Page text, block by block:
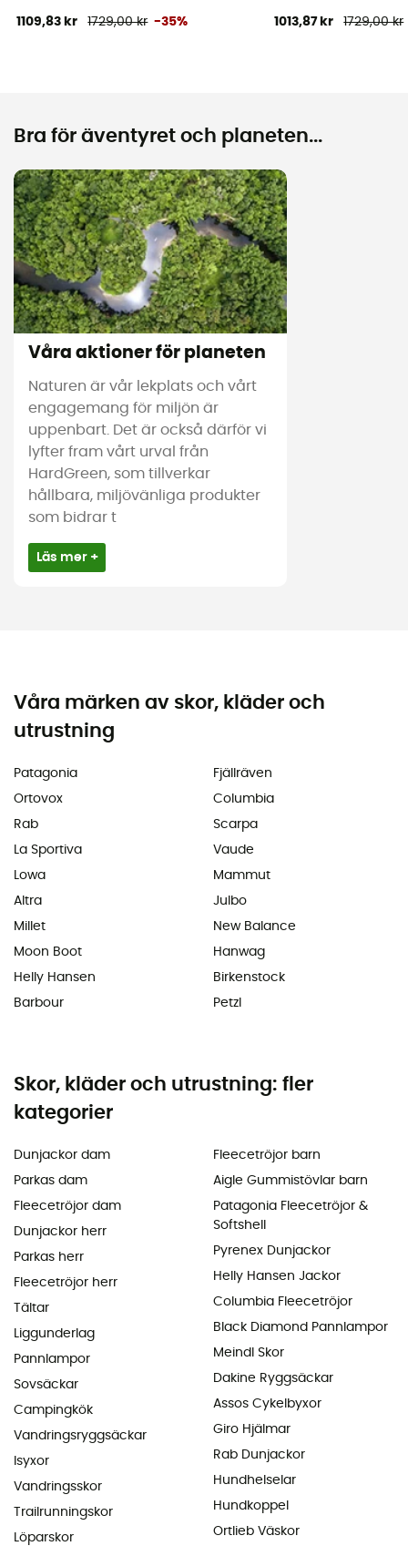
1109,83 kr 1729,00 kr -35% 1013,87 kr 1729,00 kr
Bra för äventyret och planeten...
Våra aktioner för planeten
Naturen är vår lekplats och vårt
engagemang för miljön är
uppenbart. Det är också därför vi
lyfter fram vårt urval från
HardGreen, som tillverkar
hållbara, miljövänliga produkter
som bidrar t
Läs mer +
Våra märken av skor, kläder och
utrustning
Patagonia
Ortovox
Rab
La Sportiva
Lowa
Altra
Millet
Moon Boot
Helly Hansen
Barbour
Fjällräven
Columbia
Scarpa
Vaude
Mammut
Julbo
New Balance
Hanwag
Birkenstock
Petzl
Skor, kläder och utrustning: fler
kategorier
Dunjackor dam
Parkas dam
Fleecetröjor dam
Dunjackor herr
Parkas herr
Fleecetröjor herr
Tältar
Liggunderlag
Pannlampor
Sovsäckar
Campingkök
Vandringsryggsäckar
Isyxor
Vandringsskor
Trailrunningskor
Löparskor
Fleecetröjor barn
Aigle Gummistövlar barn
Patagonia Fleecetröjor &
Softshell
Pyrenex Dunjackor
Helly Hansen Jackor
Columbia Fleecetröjor
Black Diamond Pannlampor
Meindl Skor
Dakine Ryggsäckar
Assos Cykelbyxor
Giro Hjälmar
Rab Dunjackor
Hundhelselar
Hundkoppel
Ortlieb Väskor